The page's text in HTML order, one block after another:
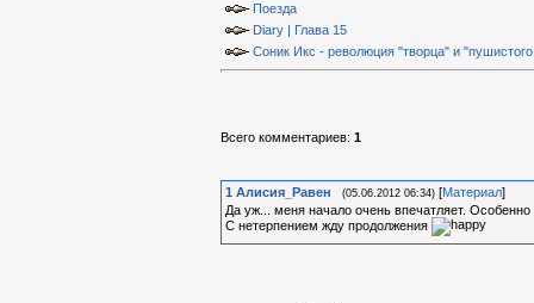
Поезда
Diary | Глава 15
Соник Икс - революция "творца" и
Всего комментариев: 1
1 Алиcия_Равен (05.06.2012 06:34) [Материал]
Да уж... меня начало очень впечатляет.
С нетерпением жду продолжения